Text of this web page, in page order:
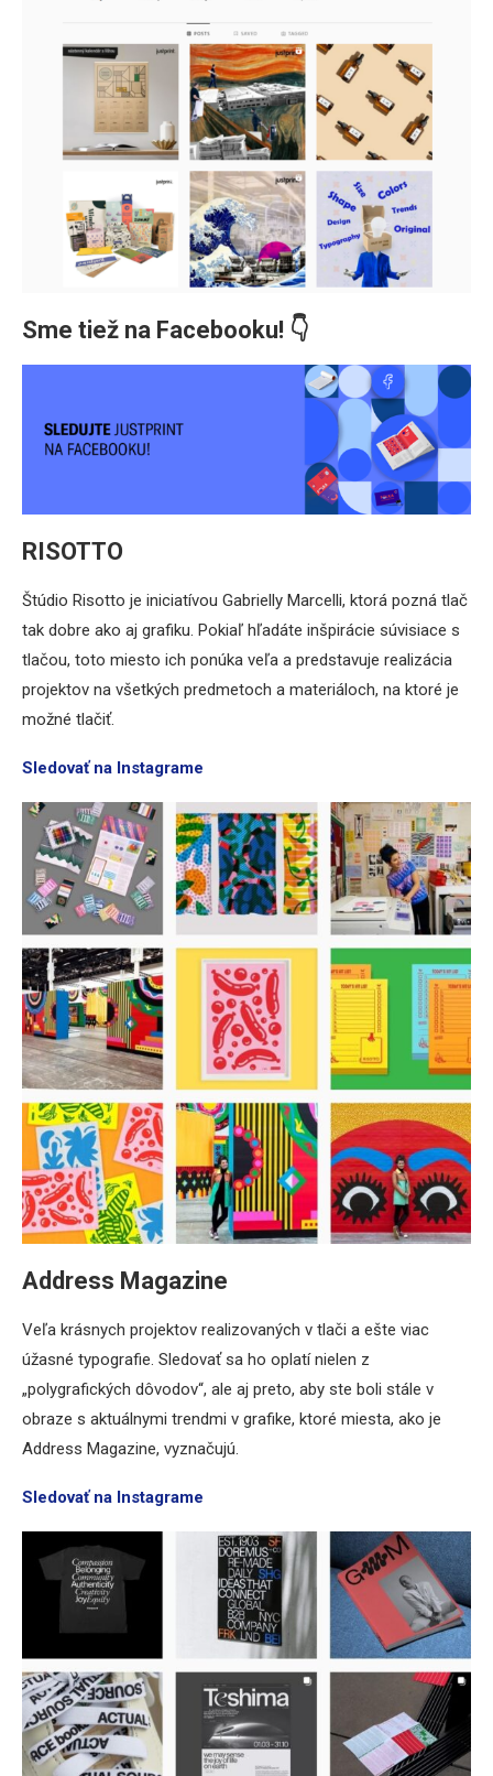
Sme tiež na Facebooku! 👇
RISOTTO
Štúdio Risotto je iniciatívou Gabrielly Marcelli, ktorá pozná tlač
tak dobre ako aj grafiku. Pokiaľ hľadáte inšpirácie súvisiace s
tlačou, toto miesto ich ponúka veľa a predstavuje realizácia
projektov na všetkých predmetoch a materiáloch, na ktoré je
možné tlačiť.
Sledovať na Instagrame
Address Magazine
Veľa krásnych projektov realizovaných v tlači a ešte viac
úžasné typografie. Sledovať sa ho oplatí nielen z
„polygrafických dôvodov“, ale aj preto, aby ste boli stále v
obraze s aktuálnymi trendmi v grafike, ktoré miesta, ako je
Address Magazine, vyznačujú.
Sledovať na Instagrame